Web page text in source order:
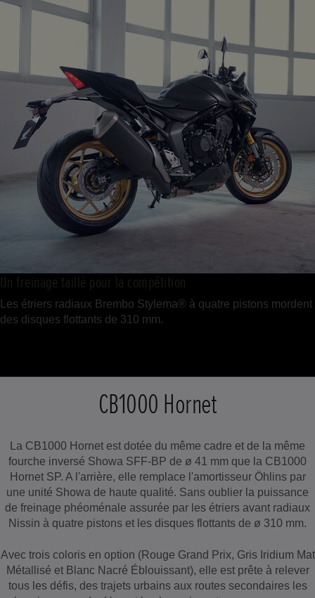
Un freinage taillé pour la compétition
Les étriers radiaux Brembo Stylema® à quatre pistons mordent
des disques flottants de 310 mm.
CB1000 Hornet
La CB1000 Hornet est dotée du même cadre et de la même
fourche inversé Showa SFF-BP de ø 41 mm que la CB1000
Hornet SP. A l'arrière, elle remplace l'amortisseur Öhlins par
une unité Showa de haute qualité. Sans oublier la puissance
de freinage phéoménale assurée par les étriers avant radiaux
Nissin à quatre pistons et les disques flottants de ø 310 mm.
Avec trois coloris en option (Rouge Grand Prix, Gris Iridium Mat
Métallisé et Blanc Nacré Éblouissant), elle est prête à relever
tous les défis, des trajets urbains aux routes secondaires les